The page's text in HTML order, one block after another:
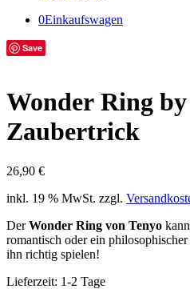
0Einkaufswagen
Save
Wonder Ring
Zaubertrick
26,90 €
inkl. 19 % MwSt. zzgl.
DerWonder Ring von Tenyo
romantisch oder ein
ihn richtig spielen!
Lieferzeit: 1-2 Tage